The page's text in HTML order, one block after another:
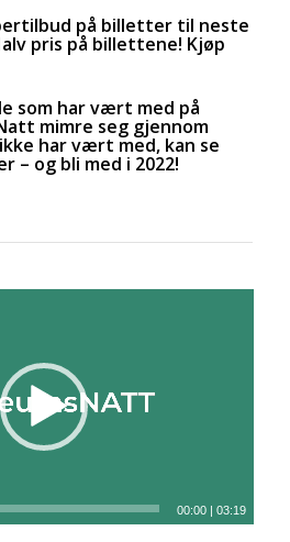
på billetter til neste
pris på billettene! Kjøp
som har vært med på
mimre seg gjennom
har vært med, kan se
– og bli med i 2022!
00:00 |03:19